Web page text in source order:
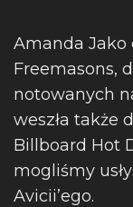
Amanda Jako
Freemasons,
notowanych
weszła także
Billboard Hot
mogliśmy
Avicii’ego.